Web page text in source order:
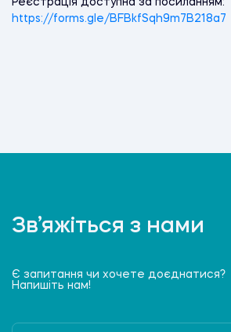
Реєстрація доступна за посиланням:
https://forms.gle/BFBkfSqh9m7B218a7
Зв’яжіться з нами
Є запитання чи хочете доєднатися?
Напишіть нам!